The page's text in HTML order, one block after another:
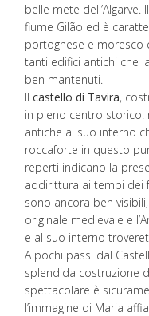
belle mete
fiume Gilão ed è
portoghese e moresco
tanti edifici antichi che
ben mantenuti.
Il castello di Tavira,
in pieno centro
antiche al suo interno
roccaforte in questo
reperti indicano la
addirittura ai tempi dei
sono ancora ben
originale medievale e
e al suo interno
A pochi passi dal
splendida costruzione
spettacolare è
l’immagine di Maria